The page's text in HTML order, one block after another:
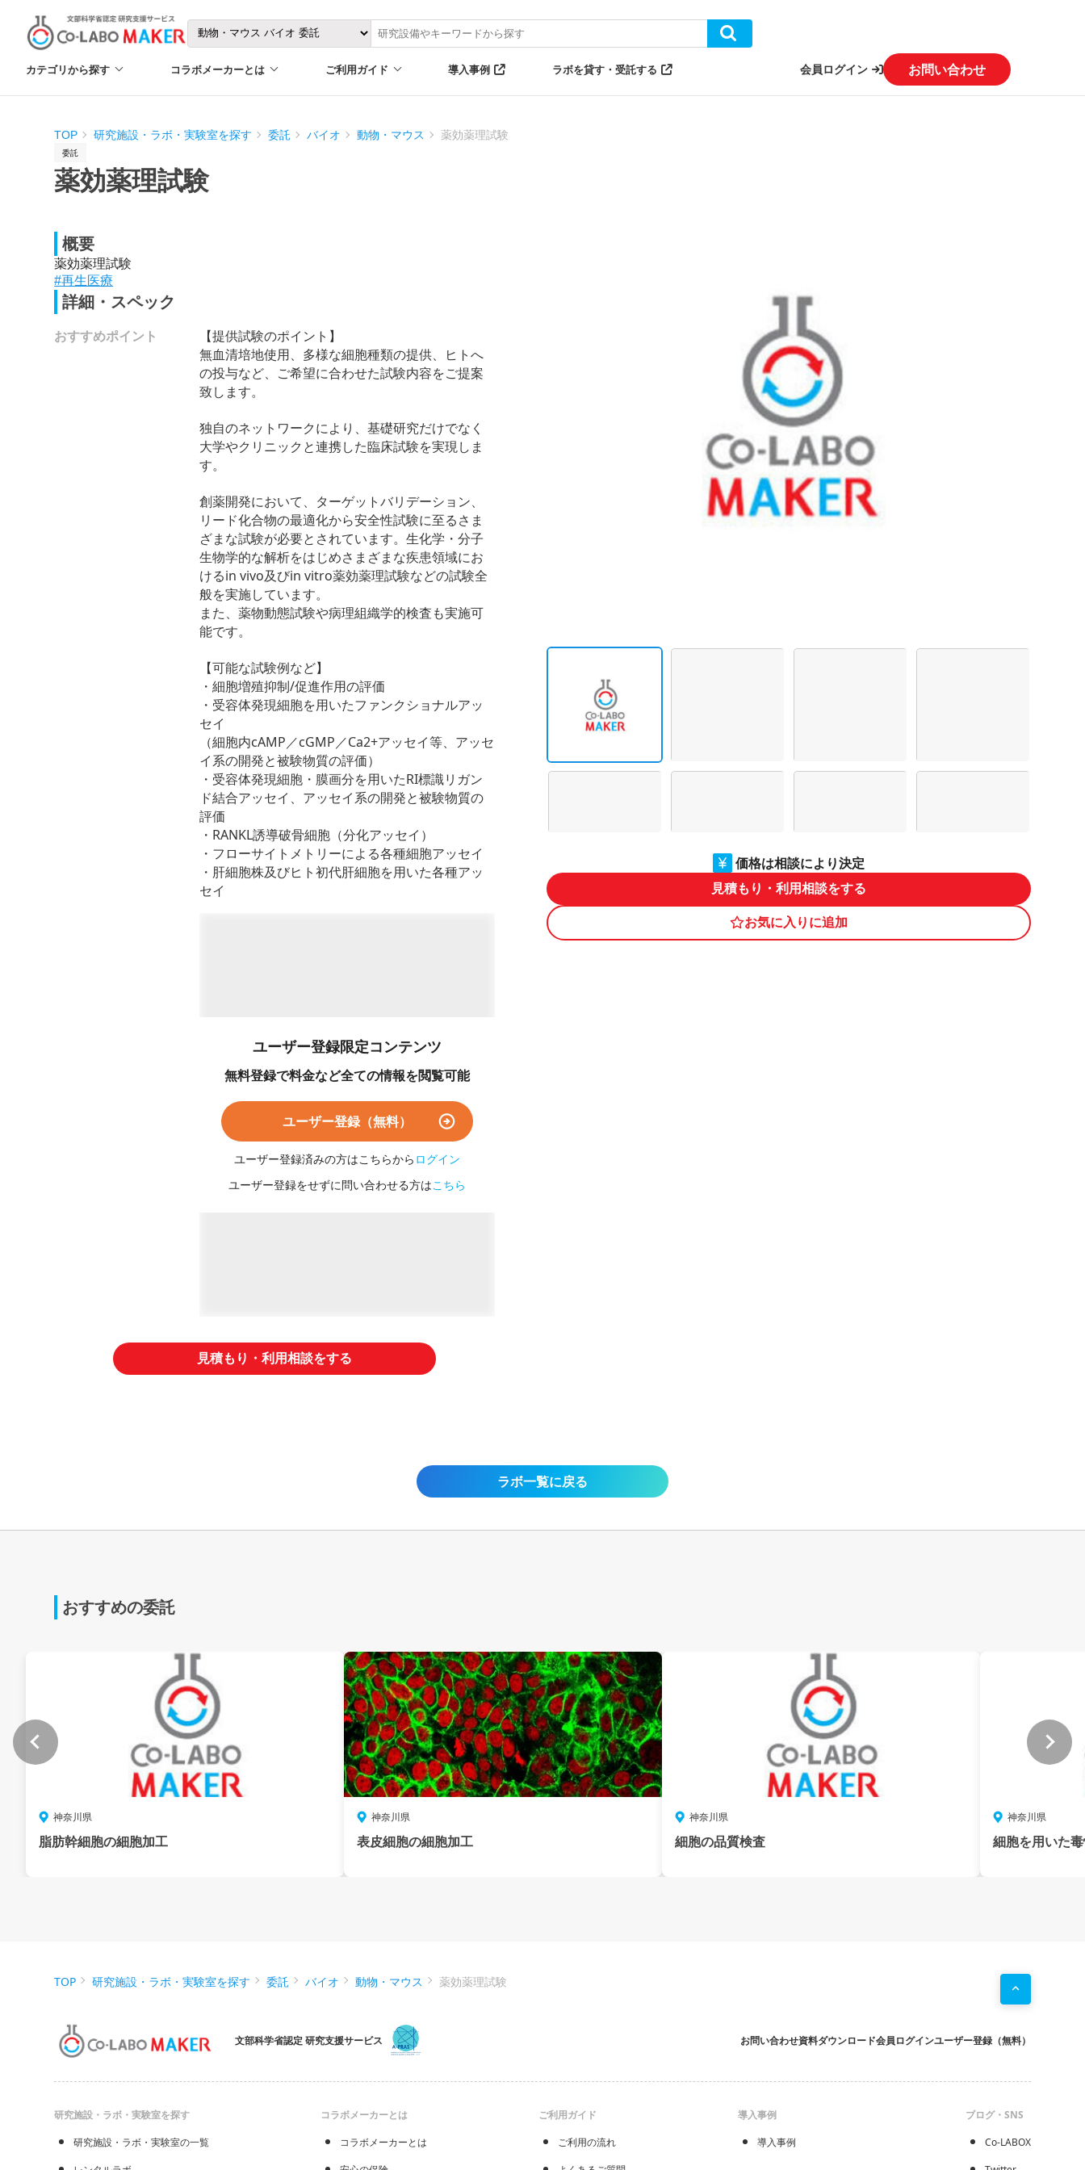
カテゴリから探す コラボメーカーとは ご利用ガイド 導入事例 ラボを貸す・受託する 会員ログイン お問い合わせ
TOP 研究施設・ラボ・実験室を探す 委託 バイオ 動物・マウス 薬効薬理試験
委託
薬効薬理試験
概要
薬効薬理試験
#再生医療
詳細・スペック
おすすめポイント
【提供試験のポイント】
無血清培地使用、多様な細胞種類の提供、ヒトへ
の投与など、ご希望に合わせた試験内容をご提案
致します。
独自のネットワークにより、基礎研究だけでなく
大学やクリニックと連携した臨床試験を実現しま
す。
創薬開発において、ターゲットバリデーション、
リード化合物の最適化から安全性試験に至るさま
ざまな試験が必要とされています。生化学・分子
生物学的な解析をはじめさまざまな疾患領域にお
けるin vivo及びin vitro薬効薬理試験などの試験全
般を実施しています。
また、薬物動態試験や病理組織学的検査も実施可
能です。
【可能な試験例など】
・細胞増殖抑制/促進作用の評価
・受容体発現細胞を用いたファンクショナルアッ
セイ
（細胞内cAMP／cGMP／Ca2+アッセイ等、アッセ
イ系の開発と被験物質の評価）
・受容体発現細胞・膜画分を用いたRI標識リガン
ド結合アッセイ、アッセイ系の開発と被験物質の
評価
・RANKL誘導破骨細胞（分化アッセイ）
・フローサイトメトリーによる各種細胞アッセイ
・肝細胞株及びヒト初代肝細胞を用いた各種アッ
セイ
ユーザー登録限定コンテンツ
無料登録で料金など全ての情報を閲覧可能
ユーザー登録（無料）
ユーザー登録済みの方はこちらから ログイン
ユーザー登録をせずに問い合わせる方はこちら
見積もり・利用相談をする
価格は相談により決定
見積もり・利用相談をする
お気に入りに追加
ラボ一覧に戻る
おすすめの委託
神奈川県
脂肪幹細胞の細胞加工
神奈川県
表皮細胞の細胞加工
神奈川県
細胞の品質検査
神奈川県
細胞を用いた
TOP 研究施設・ラボ・実験室を探す 委託 バイオ 動物・マウス 薬効薬理試験
文部科学省認定 研究支援サービス お問い合わせ資料ダウンロード会員ログインユーザー登録（無料）
研究施設・ラボ・実験室を探す
研究施設・ラボ・実験室の一覧
コラボメーカーとは
コラボメーカーとは
ご利用ガイド
ご利用の流れ
導入事例
導入事例
ブログ・SNS
Co-LABOX